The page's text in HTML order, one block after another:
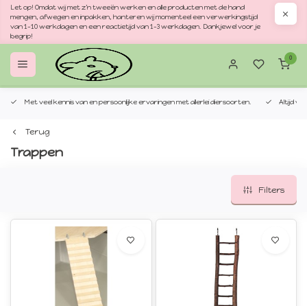
Let op! Omdat wij met z'n tweeën werken en alle producten met de hand
mengen, afwegen en inpakken, hanteren wij momenteel een verwerkingstijd
van 1–10 werkdagen en een reactietijd van 1–3 werkdagen. Dankjewel voor je
begrip!
0
Met veel kennis van en persoonlijke ervaringen met allerlei diersoorten. Altijd
Terug
Trappen
Filters